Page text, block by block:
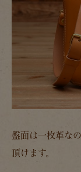
盤面は一枚革な
頂けます。